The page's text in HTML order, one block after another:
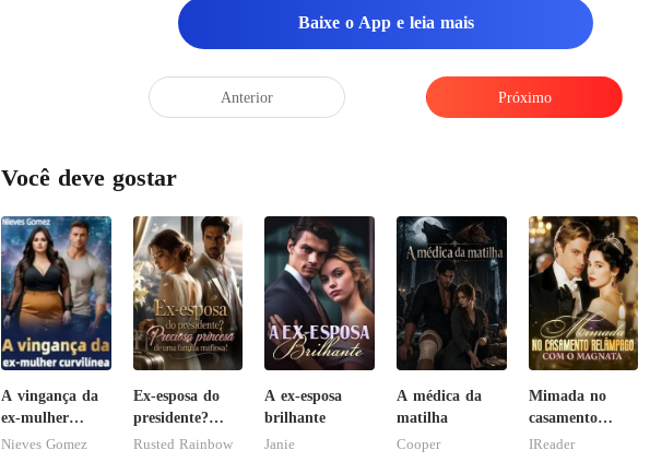
Baixe o App e leia mais
Anterior Próximo
Você deve gostar
A vingança da
ex-mulher
curvilínea
Nieves Gomez
Ex-esposa do
presidente?
Preciosa
Rusted Rainbow
A ex-esposa
brilhante
Janie
A médica da
matilha
Cooper
Mimada no
casamento
relâmpago com
IReader